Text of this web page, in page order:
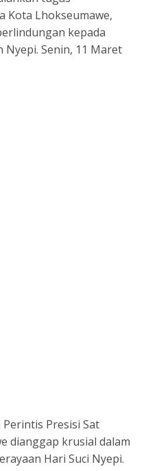
m
Kota Lhokseumawe,
kepada
Senin, 11 Maret
Presisi Sat
dianggap krusial dalam
Hari Suci Nyepi.